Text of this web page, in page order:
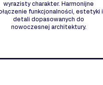
wyrazisty charakter. Harmonijne
funkcjonalności, estetyki i
detali dopasowanych do
nowoczesnej architektury.